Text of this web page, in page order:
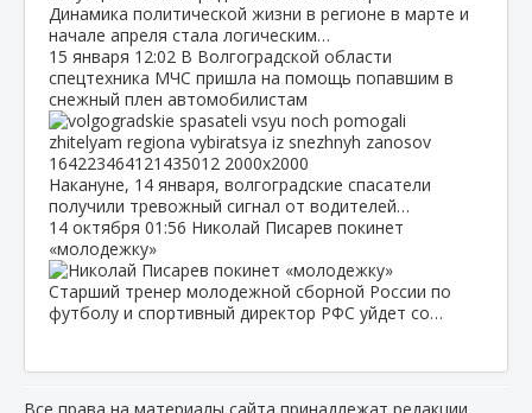
Динамика политической жизни в регионе в марте и
начале апреля стала логическим…
15 января 12:02 В Волгоградской области
спецтехника МЧС пришла на помощь попавшим в
снежный плен автомобилистам
Накануне, 14 января, волгоградские спасатели
получили тревожный сигнал от водителей…
14 октября 01:56 Николай Писарев покинет
«молодежку»
Старший тренер молодежной сборной России по
футболу и спортивный директор РФС уйдет со…